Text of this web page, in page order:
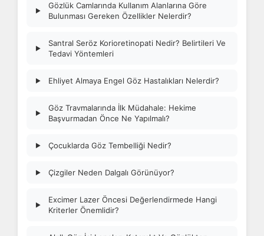
▶
Gözlük Camlarında Kullanım Alanlarına Göre
Bulunması Gereken Özellikler Nelerdir?
▶
Santral Seröz Korioretinopati Nedir? Belirtileri Ve
Tedavi Yöntemleri
▶ Ehliyet Almaya Engel Göz Hastalıkları Nelerdir?
▶
Göz Travmalarında İlk Müdahale: Hekime
Başvurmadan Önce Ne Yapılmalı?
▶ Çocuklarda Göz Tembelliği Nedir?
▶ Çizgiler Neden Dalgalı Görünüyor?
▶
Excimer Lazer Öncesi Değerlendirmede Hangi
Kriterler Önemlidir?